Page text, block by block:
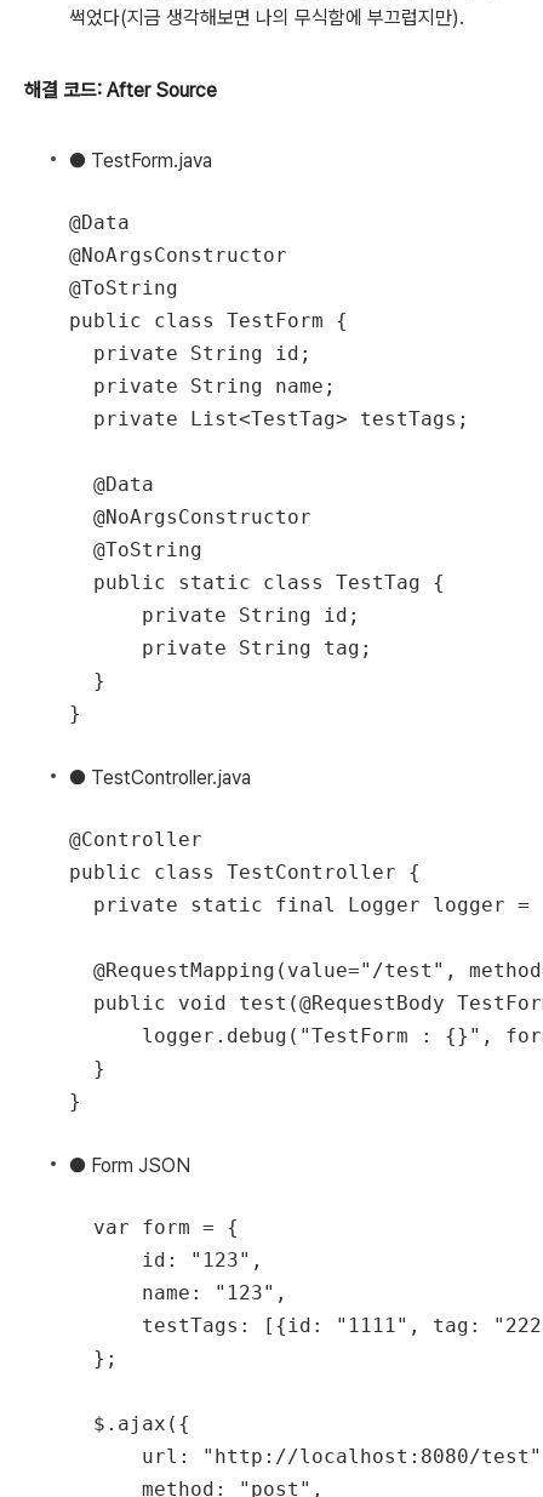
썩었다(지금 생각해보면 나의 무식함에 부끄럽지만).
해결 코드: After Source
● TestForm.java
@Data
@NoArgsConstructor
@ToString
public class TestForm {
  private String id;
  private String name;
  private List<TestTag> testTags;
  @Data
  @NoArgsConstructor
  @ToString
  public static class TestTag {
      private String id;
      private String tag;
  }
● TestController.java
@Controller
public class TestController {
private static final Logger logger
@RequestMapping(value="/test",
public void test(@RequestBody
logger.debug("TestForm : {}",
  }
● Form JSON
  var form = {
      id: "123",
      name: "123",
testTags: [{id: "1111", tag:
  };
  $.ajax({
url: "http://localhost:8080/
      method: "post",